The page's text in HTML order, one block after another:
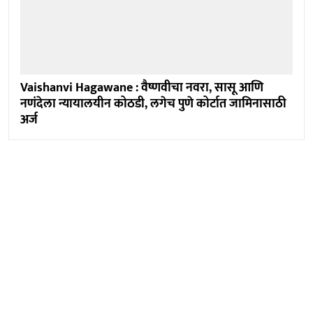
Vaishanvi Hagawane : वैष्णवीचा नवरा, सासू आणि
नणंदेला न्यायालयीन कोठडी, लगेच पुणे कोर्टात जामिनासाठी
अर्ज